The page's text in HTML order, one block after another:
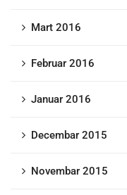
Mart 2016
Februar 2016
Januar 2016
Decembar 2015
Novembar 2015